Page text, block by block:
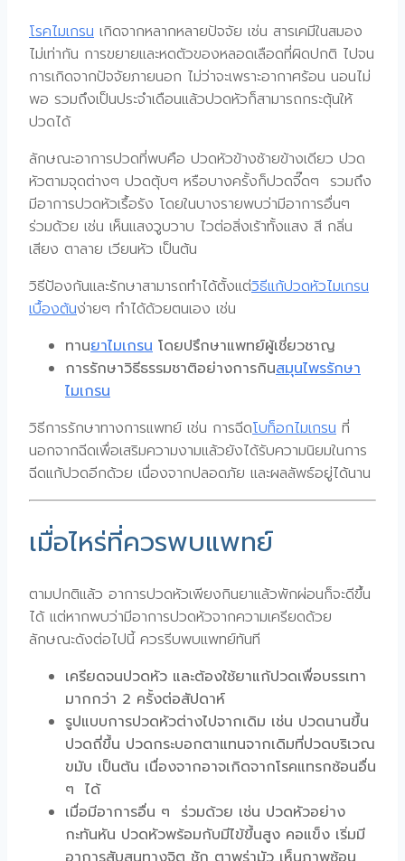
โรคไมเกรน เกิดจากหลากหลายปัจจัย เช่น สารเคมีในสมอง
ไม่เท่ากัน การขยายและหดตัวของหลอดเลือดที่ผิดปกติ ไปจน
การเกิดจากปัจจัยภายนอก ไม่ว่าจะเพราะอากาศร้อน นอนไม่
พอ รวมถึงเป็นประจำเดือนแล้วปวดหัวก็สามารถกระตุ้นให้
ปวดได้
ลักษณะอาการปวดที่พบคือ ปวดหัวข้างซ้ายข้างเดียว ปวด
หัวตามจุดต่างๆ ปวดตุ้บๆ หรือบางครั้งก็ปวดจี๊ดๆ รวมถึง
มีอาการปวดหัวเรื้อรัง โดยในบางรายพบว่ามีอาการอื่นๆ
ร่วมด้วย เช่น เห็นแสงวูบวาบ ไวต่อสิ่งเร้าทั้งแสง สี กลิ่น
เสียง ตาลาย เวียนหัว เป็นต้น
วิธีป้องกันและรักษาสามารถทำได้ตั้งแต่วิธีแก้ปวดหัวไมเกรน
เบื้องต้นง่ายๆ ทำได้ด้วยตนเอง เช่น
ทานยาไมเกรน โดยปรึกษาแพทย์ผู้เชี่ยวชาญ
การรักษาวิธีธรรมชาติอย่างการกินสมุนไพรรักษา
ไมเกรน
วิธีการรักษาทางการแพทย์ เช่น การฉีดโบท็อกไมเกรน ที่
นอกจากฉีดเพื่อเสริมความงามแล้วยังได้รับความนิยมในการ
ฉีดแก้ปวดอีกด้วย เนื่องจากปลอดภัย และผลลัพธ์อยู่ได้นาน
เมื่อไหร่ที่ควรพบแพทย์
ตามปกติแล้ว อาการปวดหัวเพียงกินยาแล้วพักผ่อนก็จะดีขึ้น
ได้ แต่หากพบว่ามีอาการปวดหัวจากความเครียดด้วย
ลักษณะดังต่อไปนี้ ควรรีบพบแพทย์ทันที
เครียดจนปวดหัว และต้องใช้ยาแก้ปวดเพื่อบรรเทา
มากกว่า 2 ครั้งต่อสัปดาห์
รูปแบบการปวดหัวต่างไปจากเดิม เช่น ปวดนานขึ้น
ปวดถี่ขึ้น ปวดกระบอกตาแทนจากเดิมที่ปวดบริเวณ
ขมับ เป็นต้น เนื่องจากอาจเกิดจากโรคแทรกซ้อนอื่น
ๆ ได้
เมื่อมีอาการอื่น ๆ ร่วมด้วย เช่น ปวดหัวอย่าง
กะทันหัน ปวดหัวพร้อมกับมีไข้ขึ้นสูง คอแข็ง เริ่มมี